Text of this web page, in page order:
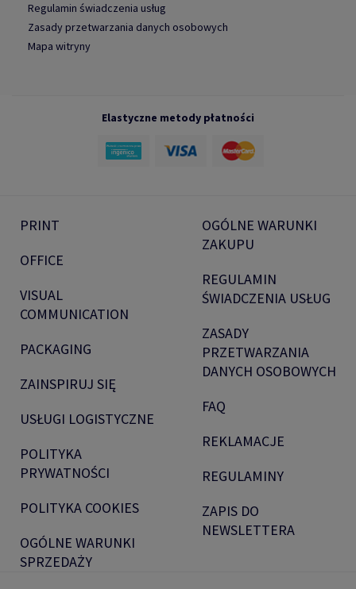
Regulamin świadczenia usług
Zasady przetwarzania danych osobowych
Mapa witryny
Elastyczne metody płatności
PRINT
OFFICE
VISUAL
COMMUNICATION
PACKAGING
ZAINSPIRUJ SIĘ
USŁUGI LOGISTYCZNE
POLITYKA
PRYWATNOŚCI
POLITYKA COOKIES
OGÓLNE WARUNKI
SPRZEDAŻY
OGÓLNE WARUNKI
ZAKUPU
REGULAMIN
ŚWIADCZENIA USŁUG
ZASADY
PRZETWARZANIA
DANYCH OSOBOWYCH
FAQ
REKLAMACJE
REGULAMINY
ZAPIS DO
NEWSLETTERA